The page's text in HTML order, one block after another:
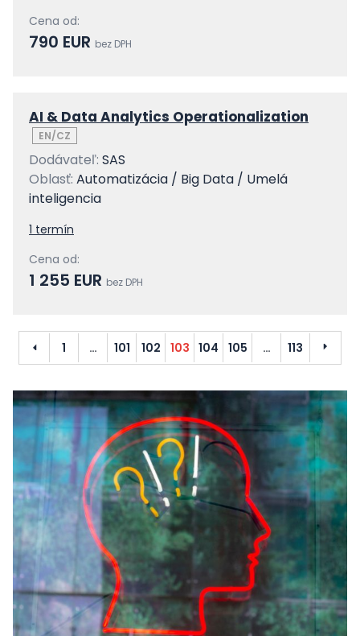
Cena od:
790 EUR bez DPH
AI & Data Analytics Operationalization
EN/CZ
Dodávateľ: SAS
Oblasť: Automatizácia / Big Data / Umelá
inteligencia
1 termín
Cena od:
1 255 EUR bez DPH
Predchádzajúci
1 … 101 102 103 104 105 … 113 Ďalší